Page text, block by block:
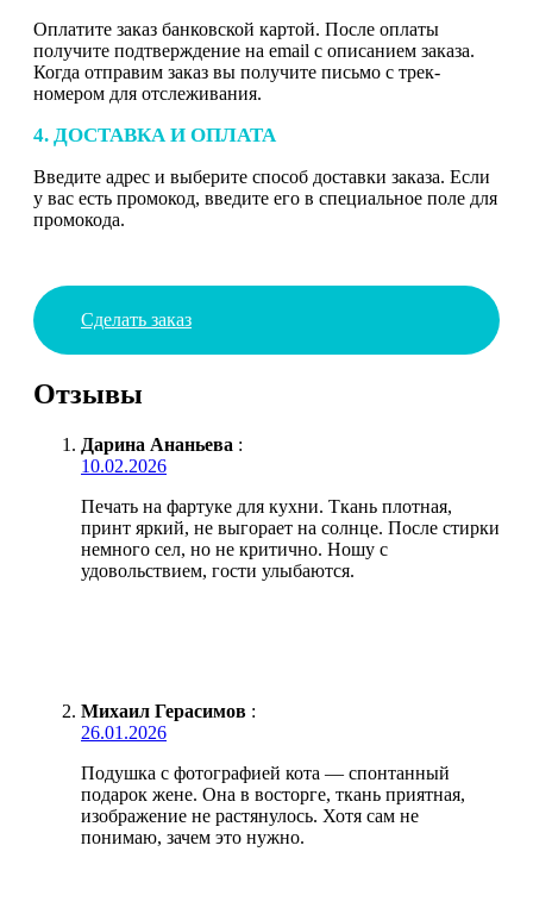
Оплатите заказ банковской картой. После оплаты
получите подтверждение на email с описанием заказа.
Когда отправим заказ вы получите письмо с трек-
номером для отслеживания.
4. ДОСТАВКА И ОПЛАТА
Введите адрес и выберите способ доставки заказа. Если
у вас есть промокод, введите его в специальное поле для
промокода.
Сделать заказ
Отзывы
Дарина Ананьева :
10.02.2026
Печать на фартуке для кухни. Ткань плотная,
принт яркий, не выгорает на солнце. После стирки
немного сел, но не критично. Ношу с
удовольствием, гости улыбаются.
Михаил Герасимов :
26.01.2026
Подушка с фотографией кота — спонтанный
подарок жене. Она в восторге, ткань приятная,
изображение не растянулось. Хотя сам не
понимаю, зачем это нужно.